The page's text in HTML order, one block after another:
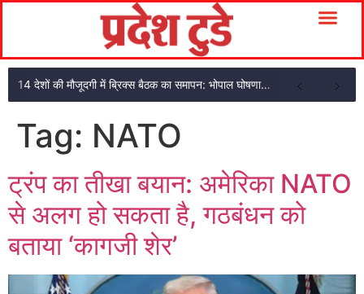
14 देशों की मौजूदगी में ब्रिक्स बैठक का समापन: भोपाल घोषणा पत्र अपनाया
Tag: NATO
ट्रंप का तीखा बयान: अमेरिका NATO
से अलग हो सकता है, गठबंधन को
बताया ‘कागजी शेर’